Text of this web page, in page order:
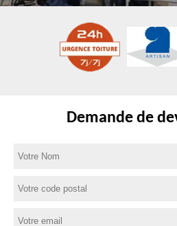
Demande de